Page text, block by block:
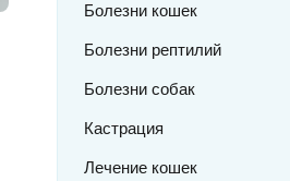
Болезни кошек
Болезни рептилий
Болезни собак
Кастрация
Лечение кошек